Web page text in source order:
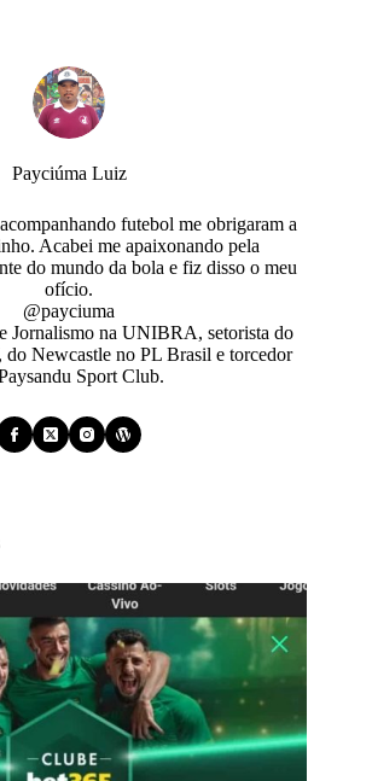
Payciúma Luiz
futebol me obrigaram a
Acabei me apaixonando pela
do mundo da bola e fiz disso o meu
ofício.
@payciuma
Jornalismo na UNIBRA, setorista do
do Newcastle no PL Brasil e torcedor
Sport Club.